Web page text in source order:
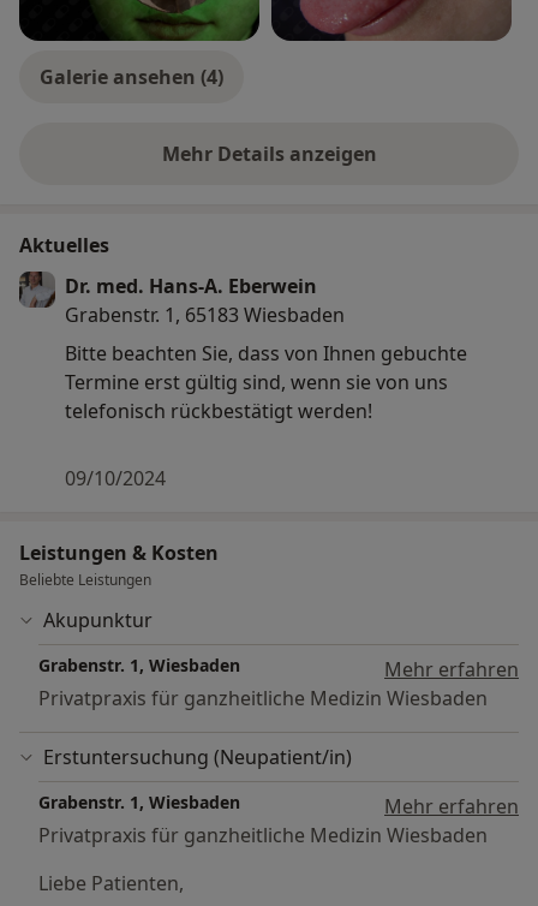
Galerie ansehen (4)
Mehr Details anzeigen
über Erfahrungen
Aktuelles
Dr. med. Hans-A. Eberwein
Grabenstr. 1, 65183 Wiesbaden
Bitte beachten Sie, dass von Ihnen gebuchte
Termine erst gültig sind, wenn sie von uns
telefonisch rückbestätigt werden!
09/10/2024
Leistungen & Kosten
Beliebte Leistungen
Akupunktur
Grabenstr. 1, Wiesbaden
Mehr erfahren
Privatpraxis für ganzheitliche Medizin Wiesbaden
Erstuntersuchung (Neupatient/in)
Grabenstr. 1, Wiesbaden
Mehr erfahren
Privatpraxis für ganzheitliche Medizin Wiesbaden
Liebe Patienten,